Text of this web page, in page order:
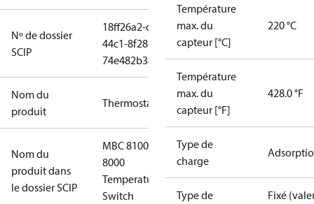
Nº de dossier
SCIP
18ff26a2-cbcf-
44c1-8f28-
74e482b38eed
Nom du
produit
Thermostat
Nom du
produit dans
le dossier SCIP
MBC 8100
8000
Temperature
Switch
Température
max. du
capteur [°C]
220 °C
Température
max. du
capteur [°F]
428.0 °F
Type de
charge
Type de
Fixé